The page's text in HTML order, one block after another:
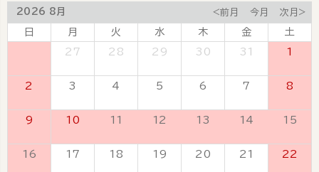
2026 8月 <前月 今月 次月>
日 月 火 水 木 金
土
27 28 29 30 31 1
2 3 4 5 6 7 8
9 10 11 12 13 14 15
16 17 18 19 20 21 22